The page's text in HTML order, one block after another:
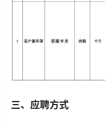
三、应聘方式